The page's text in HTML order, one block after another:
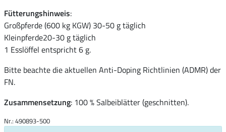
Fütterungshinweis:
Großpferde (600 kg KGW) 30-50 g täglich
Kleinpferde20-30 g täglich
1 Esslöffel entspricht 6 g.
Bitte beachte die aktuellen Anti-Doping Richtlinien (ADMR) der
FN.
Zusammensetzung: 100 % Salbeiblätter (geschnitten).
Nr.: 490893-500